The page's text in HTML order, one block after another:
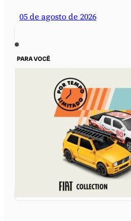
05 de agosto de 2026
PARA VOCÊ